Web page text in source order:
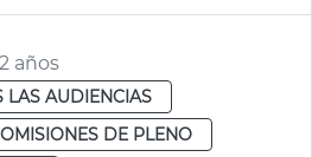
años
LAS AUDIENCIAS
DE PLENO